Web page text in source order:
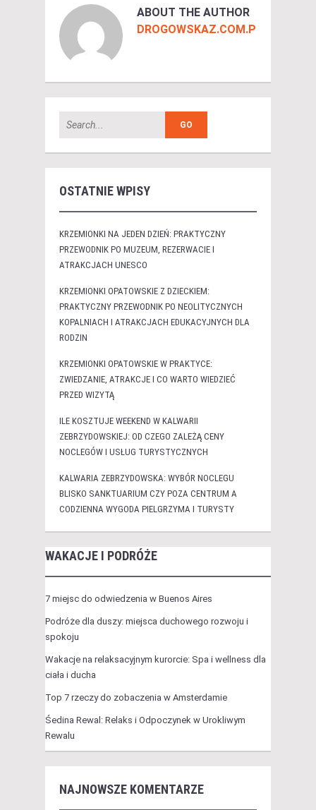
ABOUT THE AUTHOR
DROGOWSKAZ.COM.PL
OSTATNIE WPISY
KRZEMIONKI NA JEDEN DZIEŃ: PRAKTYCZNY
PRZEWODNIK PO MUZEUM, REZERWACIE I
ATRAKCJACH UNESCO
KRZEMIONKI OPATOWSKIE Z DZIECKIEM:
PRAKTYCZNY PRZEWODNIK PO NEOLITYCZNYCH
KOPALNIACH I ATRAKCJACH EDUKACYJNYCH DLA
RODZIN
KRZEMIONKI OPATOWSKIE W PRAKTYCE:
ZWIEDZANIE, ATRAKCJE I CO WARTO WIEDZIEĆ
PRZED WIZYTĄ
ILE KOSZTUJE WEEKEND W KALWARII
ZEBRZYDOWSKIEJ: OD CZEGO ZALEŻĄ CENY
NOCLEGÓW I USŁUG TURYSTYCZNYCH
KALWARIA ZEBRZYDOWSKA: WYBÓR NOCLEGU
BLISKO SANKTUARIUM CZY POZA CENTRUM A
CODZIENNA WYGODA PIELGRZYMA I TURYSTY
WAKACJE I PODRÓŻE
7 miejsc do odwiedzenia w Buenos Aires
Podróże dla duszy: miejsca duchowego rozwoju i
spokoju
Wakacje na relaksacyjnym kurorcie: Spa i wellness dla
ciała i ducha
Top 7 rzeczy do zobaczenia w Amsterdamie
Śedina Rewal: Relaks i Odpoczynek w Urokliwym
Rewalu
NAJNOWSZE KOMENTARZE